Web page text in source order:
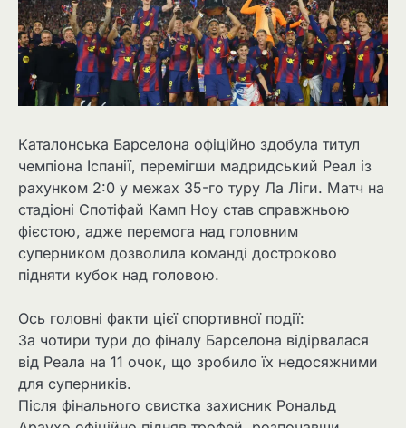
Каталонська Барселона офіційно здобула титул
чемпіона Іспанії, перемігши мадридський Реал із
рахунком 2:0 у межах 35-го туру Ла Ліги. Матч на
стадіоні Спотіфай Камп Ноу став справжньою
фієстою, адже перемога над головним
суперником дозволила команді достроково
підняти кубок над головою.
Ось головні факти цієї спортивної події:
За чотири тури до фіналу Барселона відірвалася
від Реала на 11 очок, що зробило їх недосяжними
для суперників.
Після фінального свистка захисник Рональд